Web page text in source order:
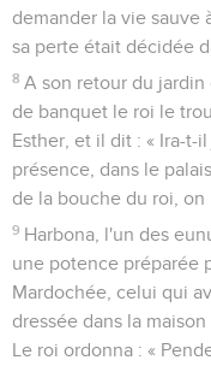
demander la vie sauve
sa perte était décidée
8 A son retour du jardin
de banquet le roi le
Esther, et il dit : « Ira-t-
présence, dans le
de la bouche du roi, on
9 Harbona, l'un des
une potence préparée
Mardochée, celui qui
dressée dans la
Le roi ordonna : «